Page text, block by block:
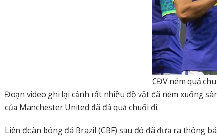
CĐV ném quả
Đoạn video ghi lại cảnh rất nhiều đồ vật đã ném xuống
của Manchester United đã đá quả chuối đi.
Liên đoàn bóng đá Brazil (CBF) sau đó đã đưa ra thông